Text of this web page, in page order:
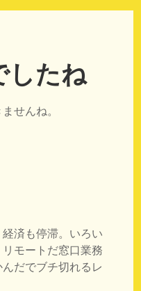
したね
せんね。
済も停滞。いろい
モートだ窓口業務
だでブチ切れるレ